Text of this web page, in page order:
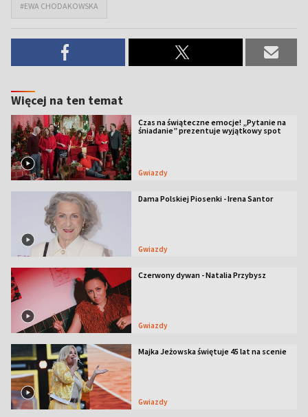
#EWA CHODAKOWSKA
Więcej na ten temat
Czas na świąteczne emocje! „Pytanie na
śniadanie” prezentuje wyjątkowy spot
Gwiazdy
Dama Polskiej Piosenki - Irena Santor
Gwiazdy
Czerwony dywan - Natalia Przybysz
Gwiazdy
Majka Jeżowska świętuje 45 lat na scenie
Gwiazdy